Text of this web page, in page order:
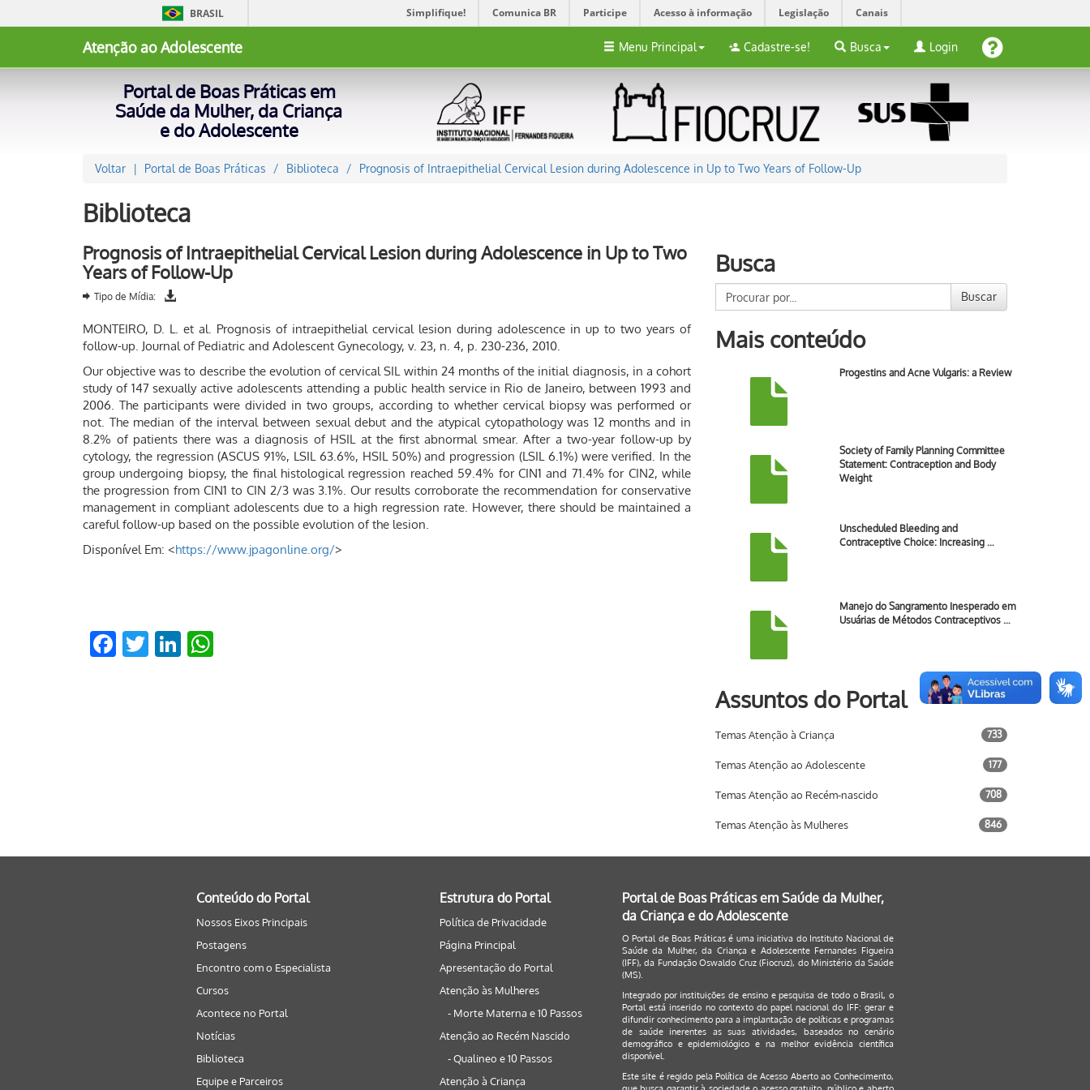
BRASIL Simplifique! Comunica BR Participe Acesso à informação Legislação Canais
Atenção ao Adolescente Menu Principal Cadastre-se! Busca Login
Portal de Boas Práticas em
Saúde da Mulher, da Criança
e do Adolescente
Voltar Portal de Boas Práticas Biblioteca Prognosis of Intraepithelial Cervical Lesion during Adolescence in Up to Two Years of Follow-Up
Biblioteca
Prognosis of Intraepithelial Cervical Lesion during Adolescence in Up to Two
Years of Follow-Up
Tipo de Mídia:
MONTEIRO, D. L. et al. Prognosis of intraepithelial cervical lesion during adolescence in up to two years of
follow-up. Journal of Pediatric and Adolescent Gynecology, v. 23, n. 4, p. 230-236, 2010.
Our objective was to describe the evolution of cervical SIL within 24 months of the initial diagnosis, in a cohort
study of 147 sexually active adolescents attending a public health service in Rio de Janeiro, between 1993 and
2006. The participants were divided in two groups, according to whether cervical biopsy was performed or
not. The median of the interval between sexual debut and the atypical cytopathology was 12 months and in
8.2% of patients there was a diagnosis of HSIL at the first abnormal smear. After a two-year follow-up by
cytology, the regression (ASCUS 91%, LSIL 63.6%, HSIL 50%) and progression (LSIL 6.1%) were verified. In the
group undergoing biopsy, the final histological regression reached 59.4% for CIN1 and 71.4% for CIN2, while
the progression from CIN1 to CIN 2/3 was 3.1%. Our results corroborate the recommendation for conservative
management in compliant adolescents due to a high regression rate. However, there should be maintained a
careful follow-up based on the possible evolution of the lesion.
Disponível Em: <https://www.jpagonline.org/>
Facebook
TwitterLinkedIn
Busca
Buscar
Mais conteúdo
Progestins and Acne Vulgaris: a Review
Society of Family Planning Committee
Statement: Contraception and Body
Weight
Unscheduled Bleeding and
Contraceptive Choice: Increasing …
Manejo do Sangramento Inesperado em
Usuárias de Métodos Contraceptivos …
Assuntos do Portal
Temas Atenção à Criança 733
Temas Atenção ao Adolescente 177
Temas Atenção ao Recém-nascido 708
Temas Atenção às Mulheres 846
Conteúdo do Portal
Nossos Eixos Principais
Postagens
Encontro com o Especialista
Cursos
Acontece no Portal
Notícias
Biblioteca
Equipe e Parceiros
Estrutura do Portal
Política de Privacidade
Página Principal
Apresentação do Portal
Atenção às Mulheres
- Morte Materna e 10 Passos
Atenção ao Recém Nascido
- Qualineo e 10 Passos
Atenção à Criança
Portal de Boas Práticas em Saúde da Mulher,
da Criança e do Adolescente
O Portal de Boas Práticas é uma iniciativa do Instituto Nacional de
Saúde da Mulher, da Criança e Adolescente Fernandes Figueira
(IFF), da Fundação Oswaldo Cruz (Fiocruz), do Ministério da Saúde
(MS).
Integrado por instituições de ensino e pesquisa de todo o Brasil, o
Portal está inserido no contexto do papel nacional do IFF: gerar e
difundir conhecimento para a implantação de políticas e programas
de saúde inerentes as suas atividades, baseados no cenário
demográfico e epidemiológico e na melhor evidência científica
disponível.
Este site é regido pelaPolítica de Acesso Aberto ao Conhecimento,